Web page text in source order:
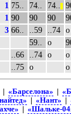
1 75.. 74.. 74..
1 90 90 90
3 66.. ..59 ..74 о
59.. о
..66 ..74 о о
..75 о о
«Барселона» |
| «Нант» |
| «Шальке-